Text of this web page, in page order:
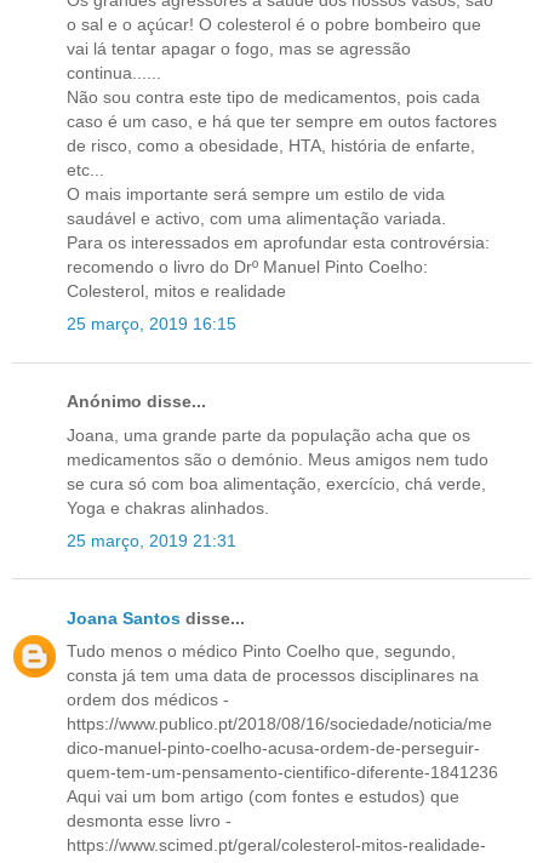
o sal e o açúcar! O colesterol é o pobre bombeiro que
vai lá tentar apagar o fogo, mas se agressão
continua......
Não sou contra este tipo de medicamentos, pois cada
caso é um caso, e há que ter sempre em outos factores
de risco, como a obesidade, HTA, história de enfarte,
etc...
O mais importante será sempre um estilo de vida
saudável e activo, com uma alimentação variada.
Para os interessados em aprofundar esta controvérsia:
recomendo o livro do Drº Manuel Pinto Coelho:
Colesterol, mitos e realidade
25 março, 2019 16:15
Anónimo disse...
Joana, uma grande parte da população acha que os
medicamentos são o demónio. Meus amigos nem tudo
se cura só com boa alimentação, exercício, chá verde,
Yoga e chakras alinhados.
25 março, 2019 21:31
Joana Santos disse...
Tudo menos o médico Pinto Coelho que, segundo,
consta já tem uma data de processos disciplinares na
ordem dos médicos -
https://www.publico.pt/2018/08/16/sociedade/noticia/me
dico-manuel-pinto-coelho-acusa-ordem-de-perseguir-
quem-tem-um-pensamento-cientifico-diferente-1841236
Aqui vai um bom artigo (com fontes e estudos) que
desmonta esse livro -
https://www.scimed.pt/geral/colesterol-mitos-realidade-